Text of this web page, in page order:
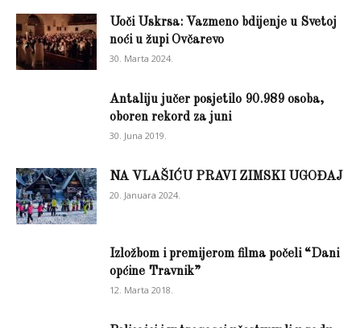
Uoči Uskrsa: Vazmeno bdijenje u Svetoj
noći u župi Ovčarevo
30. Marta 2024.
Antaliju jučer posjetilo 90.989 osoba,
oboren rekord za juni
30. Juna 2019.
NA VLAŠIĆU PRAVI ZIMSKI UGOĐAJ
20. Januara 2024.
Izložbom i premijerom filma počeli “Dani
općine Travnik”
12. Marta 2018.